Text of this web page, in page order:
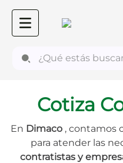
Cotiza
En Dimaco , contamos
para atender las
contratistas y